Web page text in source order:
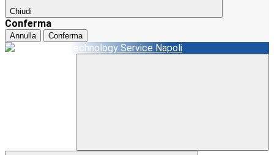
Chiudi
Conferma
Annulla Conferma